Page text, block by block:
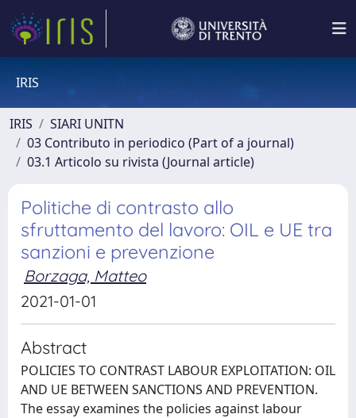
IRIS
IRIS
SIARI UNITN
03 Contributo in periodico (Part of a journal)
03.1 Articolo su rivista (Journal article)
Politiche di contrasto allo
sfruttamento del lavoro: OIL e UE tra
sanzioni e prevenzione
Borzaga, Matteo
2021-01-01
Abstract
POLICIES TO CONTRAST LABOUR EXPLOITATION: OIL
AND UE BETWEEN SANCTIONS AND PREVENTION.
The essay examines the policies against labour